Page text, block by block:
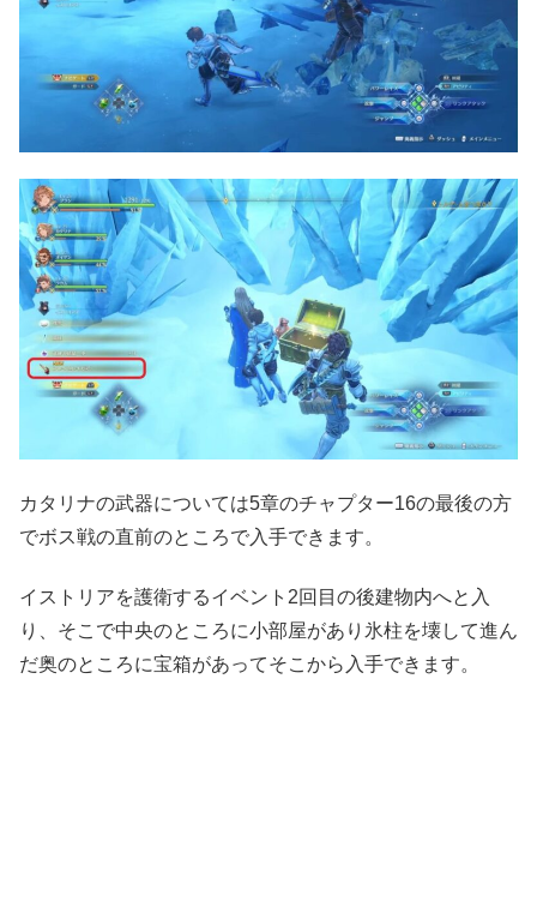
カタリナの武器については5章のチャプター16の最後の方
でボス戦の直前のところで入手できます。
イストリアを護衛するイベント2回目の後建物内へと入
り、そこで中央のところに小部屋があり氷柱を壊して進ん
だ奥のところに宝箱があってそこから入手できます。